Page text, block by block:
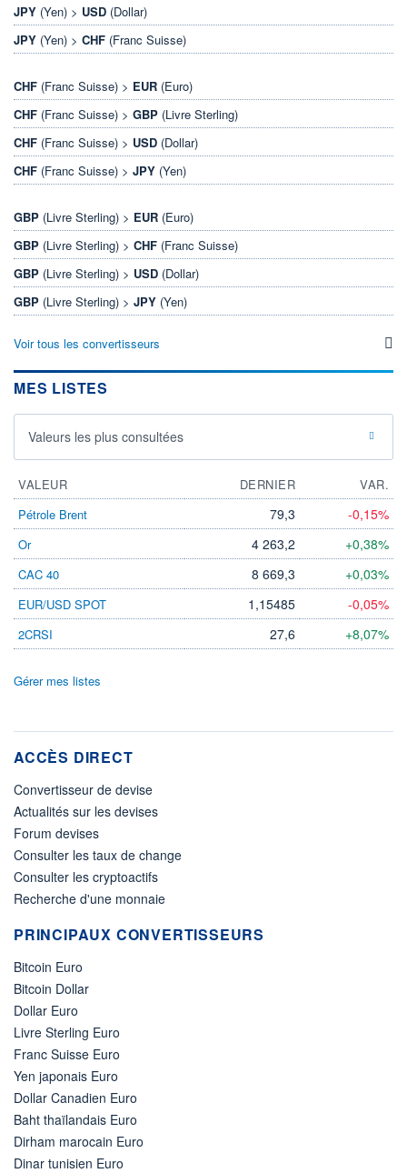
JPY (Yen) > USD (Dollar)
JPY (Yen) > CHF (Franc Suisse)
CHF (Franc Suisse) > EUR (Euro)
CHF (Franc Suisse) > GBP (Livre Sterling)
CHF (Franc Suisse) > USD (Dollar)
CHF (Franc Suisse) > JPY (Yen)
GBP (Livre Sterling) > EUR (Euro)
GBP (Livre Sterling) > CHF (Franc Suisse)
GBP (Livre Sterling) > USD (Dollar)
GBP (Livre Sterling) > JPY (Yen)
Voir tous les convertisseurs
MES LISTES
Valeurs les plus consultées
VALEUR DERNIER
VAR.
Pétrole Brent
79,3 -0,15%
Or 4 263,2 +0,38%
CAC 40 8 669,3 +0,03%
EUR/USD SPOT 1,15485 -0,05%
2CRSI 27,6 +8,07%
Gérer mes listes
ACCÈS DIRECT
Convertisseur de devise
Actualités sur les devises
Forum devises
Consulter les taux de change
Consulter les cryptoactifs
Recherche d'une monnaie
PRINCIPAUX CONVERTISSEURS
Bitcoin Euro
Bitcoin Dollar
Dollar Euro
Livre Sterling Euro
Franc Suisse Euro
Yen japonais Euro
Dollar Canadien Euro
Baht thaïlandais Euro
Dirham marocain Euro
Dinar tunisien Euro